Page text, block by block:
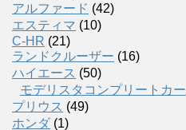
アルファード (42)
エスティマ (10)
C-HR (21)
ランドクルーザー (16)
ハイエース (50)
モデリスタコンプリートカー
プリウス (49)
ホンダ (1)